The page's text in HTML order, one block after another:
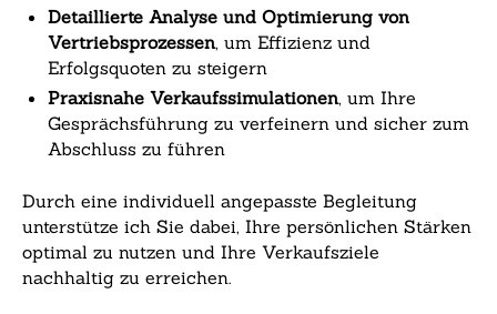
Detaillierte Analyse und Optimierung von
Vertriebsprozessen, um Effizienz und
Erfolgsquoten zu steigern
Praxisnahe Verkaufssimulationen, um Ihre
Gesprächsführung zu verfeinern und sicher zum
Abschluss zu führen
Durch eine individuell angepasste Begleitung
unterstütze ich Sie dabei, Ihre persönlichen Stärken
optimal zu nutzen und Ihre Verkaufsziele
nachhaltig zu erreichen.